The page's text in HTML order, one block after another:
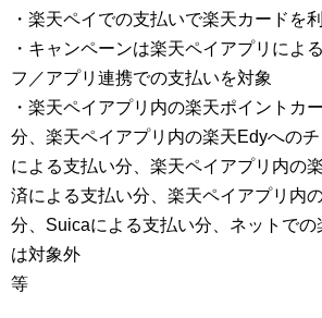
・楽天ペイでの支払いで楽天カードを
・キャンペーンは楽天ペイアプリによ
フ／アプリ連携での支払いを対象
・楽天ペイアプリ内の楽天ポイントカ
分、楽天ペイアプリ内の楽天Edyへの
による支払い分、楽天ペイアプリ内の
済による支払い分、楽天ペイアプリ内
分、Suicaによる支払い分、ネットで
は対象外
等